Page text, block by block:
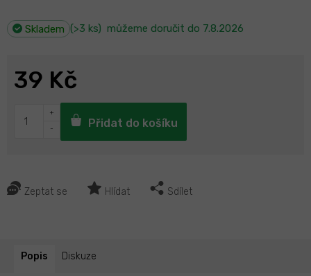
Skladem (>3 ks) můžeme doručit do 7.8.2026
Zeptat se Hlídat Sdílet
39 Kč
Přidat do košíku
Popis Diskuze